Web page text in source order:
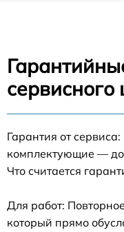
Гарантия от
комплектующие — до
Что считается
Для работ:
который прямо